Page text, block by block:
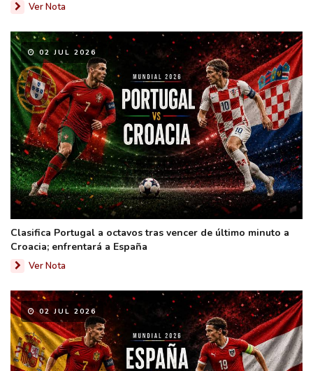
Ver Nota
02 JUL 2026
Clasifica Portugal a octavos tras vencer de último minuto a
Croacia; enfrentará a España
Ver Nota
02 JUL 2026